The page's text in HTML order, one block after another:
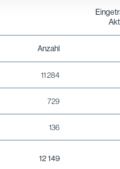
Anzahl
11 284
729
136
12 149